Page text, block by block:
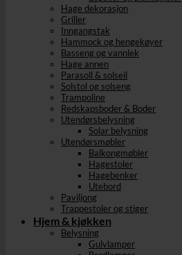
Hage dekorasjon
Griller
Inngangstak
Hammock og hengekøyer
Basseng og vannlek
Hage annen
Parasoll & solseil
Solstol og solseng
Trampoline
Redskapsboder & Boder
Utendørsbelysning
Solar belysning
Utendørsmøbler
Balkongmøbler
Hagestoler
Hagebenker
Utebord
Paviljong
Trappestoler og stiger
Hjem & kjøkken
Belysning
Gulvlamper